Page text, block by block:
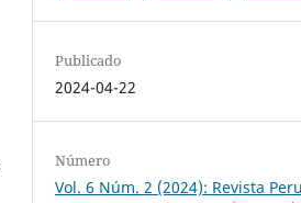
Publicado
2024-04-22
Número
Vol. 6 Núm. 2 (2024): Revista